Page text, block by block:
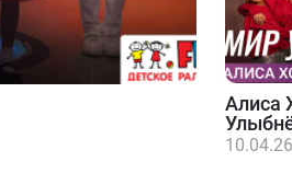
Алиса
10.04.26